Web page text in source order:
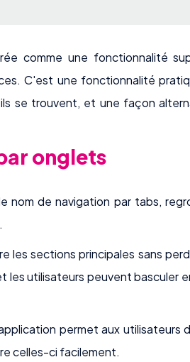
comme une fonctionnalité
C'est une fonctionnalité
se trouvent, et une façon
onglets
nom de navigation par tabs,
les sections principales sans
utilisateurs peuvent basculer
permet aux utilisateurs
celles-ci facilement.